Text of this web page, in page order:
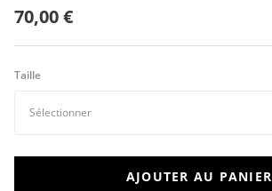
70,00 €
Taille
AJOUTER AU PANIER